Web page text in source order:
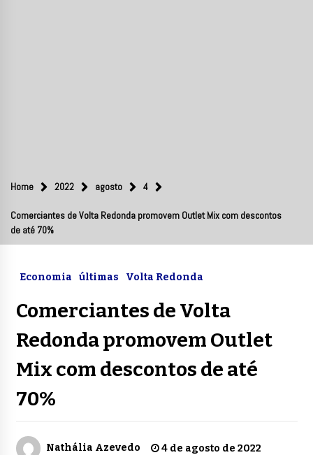
Home 2022 agosto 4
Comerciantes de Volta Redonda promovem Outlet Mix com descontos
de até 70%
Economia últimas Volta Redonda
Comerciantes de Volta
Redonda promovem Outlet
Mix com descontos de até
70%
Nathália Azevedo 4 de agosto de 2022